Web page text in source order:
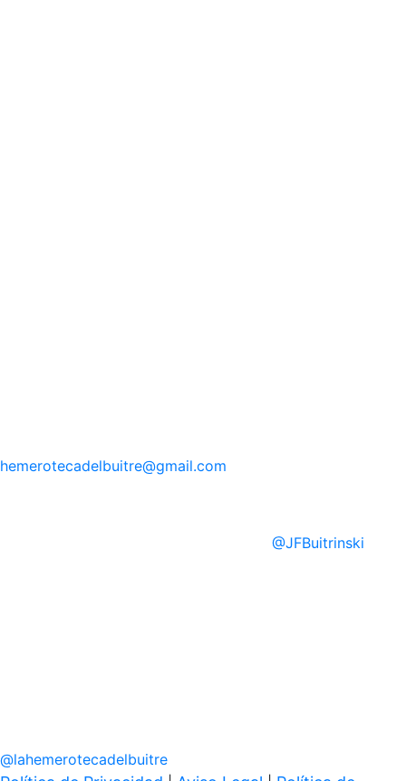
hemerotecadelbuitre@gmail.com
@JFBuitrinski
@lahemerotecadelbuitre